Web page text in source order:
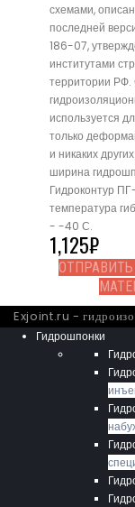
схемами,
последней
186-07,
институтами
территории РФ.
используется
только
и никаких
ширина
Гидроконтур
температура
- -40 С.
1,125₽
Exjoint.ru -
Гидрошпонки